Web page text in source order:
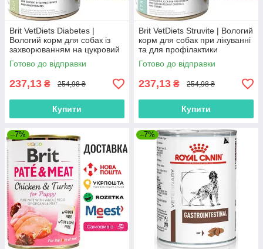
Brit VetDiets Diabetes |
Вологий корм для собак із
захворюванням на цукровий
діабет, 400 г
Готово до відправки
237,13 ₴ 254,98 ₴
Купити
Brit VetDiets Struvite | Вологий
корм для собак при лікуванні
та для профілактики
сечокам'яної хвороби, 400 г
Готово до відправки
237,13 ₴ 254,98 ₴
Купити
–7% –7%